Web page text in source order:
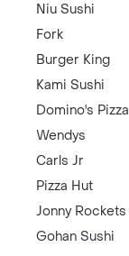
Niu Sushi
Fork
Burger King
Kami Sushi
Domino's Pizza
Wendys
Carls Jr
Pizza Hut
Jonny Rockets
Gohan Sushi